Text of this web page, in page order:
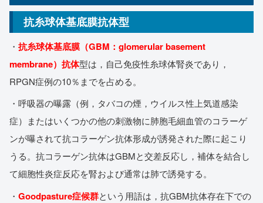
抗糸球体基底膜抗体型
・ 抗糸球体基底膜（GBM：glomerular basement
membrane）抗体型は，自己免疫性糸球体腎炎であり，
RPGN症例の10％までを占める。
・呼吸器の曝露（例，タバコの煙，ウイルス性上気道感染
症）またはいくつかの他の刺激物に肺胞毛細血管のコラーゲ
ンが曝されて抗コラーゲン抗体形成が誘発された際に起こり
うる。抗コラーゲン抗体はGBMと交差反応し，補体を結合し
て細胞性炎症反応を腎および通常は肺で誘発する。
・ Goodpasture症候群という用語は，抗GBM抗体存在下での